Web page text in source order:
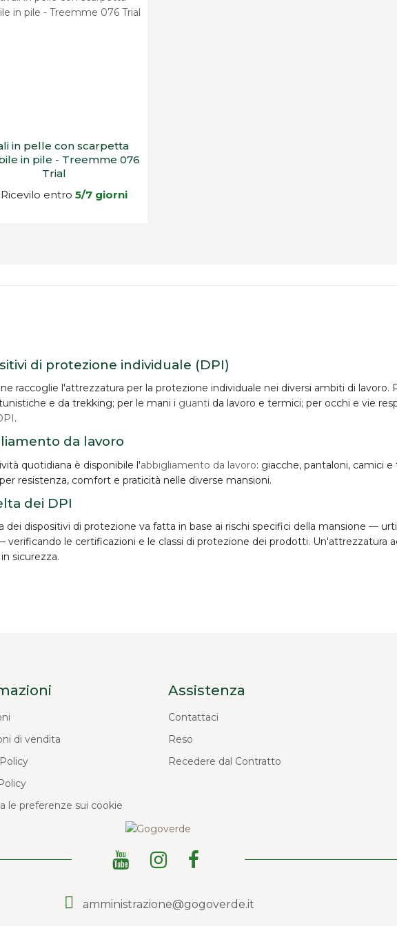
in pelle con scarpetta
in pile - Treemme 076
Trial
Ricevilo entro 5/7 giorni
di protezione individuale (DPI)
raccoglie l'attrezzatura per la protezione individuale nei diversi ambiti di lavoro.
e da trekking; per le mani i guanti da lavoro e termici; per occhi e vie
.
da lavoro
quotidiana è disponibile l'abbigliamento da lavoro: giacche, pantaloni, camici
resistenza, comfort e praticità nelle diverse mansioni.
dei DPI
dei dispositivi di protezione va fatta in base ai rischi specifici della mansione —
verificando le certificazioni e le classi di protezione dei prodotti. Un'attrezzatura
in sicurezza.
di vendita
le preferenze sui cookie
Assistenza
Contattaci
Reso
Recedere dal Contratto
amministrazione@gogoverde.it